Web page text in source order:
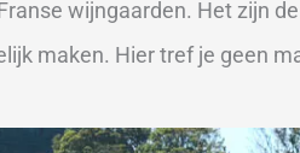
wijngaarden. Het zijn
maken. Hier tref je geen